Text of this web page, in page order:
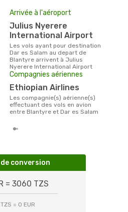
Arrivée à l'aéroport
Julius Nyerere
International Airport
Les vols ayant pour destination
Dar es Salam au depart de
Blantyre arrivent à Julius
Nyerere International Airport
Compagnies aériennes
Ethiopian Airlines
Les compagnie(s) aérienne(s)
effectuant des vols en avion
entre Blantyre et Dar es Salam
conversion
= 3060 TZS
TZS = 0 EUR